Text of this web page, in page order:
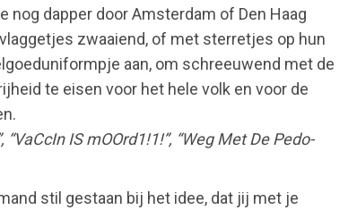
nog dapper door Amsterdam of Den Haag
zwaaiend, of met sterretjes op hun
aan, om schreeuwend met de
te eisen voor het hele volk en voor de
“VaCcIn IS mOOrd1!1!”, “Weg Met De Pedo-
stil gestaan bij het idee, dat jij met je